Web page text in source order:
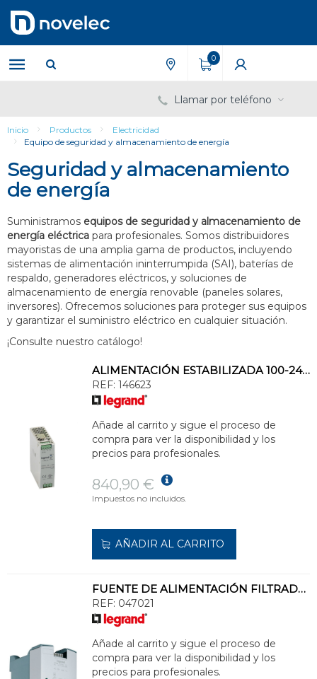
contenido
menú
de
navegación
0
Llamar por teléfono
Inicio Productos
Electricidad
Equipo de seguridad y almacenamiento de energía
Seguridad y almacenamiento
de energía
Suministramos equipos de seguridad y almacenamiento de
energía eléctrica para profesionales. Somos distribuidores
mayoristas de una amplia gama de productos, incluyendo
sistemas de alimentación ininterrumpida (SAI), baterías de
respaldo, generadores eléctricos, y soluciones de
almacenamiento de energía renovable (paneles solares,
inversores). Ofrecemos soluciones para proteger sus equipos
y garantizar el suministro eléctrico en cualquier situación.
¡Consulte nuestro catálogo!
ALIMENTACIÓN ESTABILIZADA 100-240VCA 24VCC 5A
REF: 146623
Añade al carrito y sigue el proceso de
compra para ver la disponibilidad y los
precios para profesionales.
840,90 €
Impuestos no incluidos.
AÑADIR AL CARRITO
FUENTE DE ALIMENTACIÓN FILTRADA 24V 24W 1A
REF: 047021
Añade al carrito y sigue el proceso de
compra para ver la disponibilidad y los
precios para profesionales.